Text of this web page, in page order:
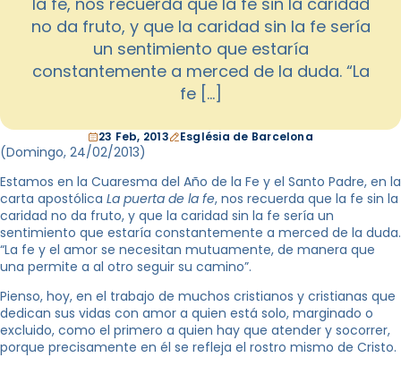
no da fruto, y que la caridad sin la fe sería
un sentimiento que estaría
constantemente a merced de la duda. “La
fe […]
23 Feb, 2013 Església de Barcelona
(Domingo, 24/02/2013)
Estamos en la Cuaresma del Año de la Fe y el Santo Padre, en la
carta apostólica La puerta de la fe, nos recuerda que la fe sin la
caridad no da fruto, y que la caridad sin la fe sería un
sentimiento que estaría constantemente a merced de la duda.
“La fe y el amor se necesitan mutuamente, de manera que
una permite a al otro seguir su camino”.
Pienso, hoy, en el trabajo de muchos cristianos y cristianas que
dedican sus vidas con amor a quien está solo, marginado o
excluido, como el primero a quien hay que atender y socorrer,
porque precisamente en él se refleja el rostro mismo de Cristo.